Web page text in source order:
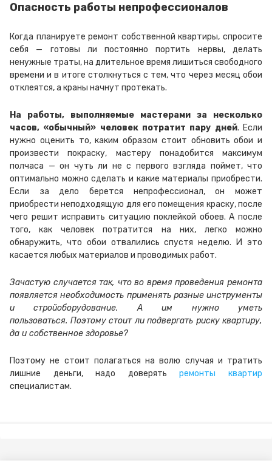
Опасность работы непрофессионалов
Когда планируетеремонт собственной квартиры,спросите
себя — готовы ли постоянно портить нервы,делать
ненужные траты, на длительное время лишиться свободного
времени и в итоге столкнуться с тем, что через месяц обои
отклеятся, а краны начнут протекать.
На работы, выполняемые мастерами за несколько
часов, «обычный» человек потратит пару дней. Если
нужно оценить то, каким образом стоит обновить обои и
произвести покраску, мастеру понадобится максимум
полчаса — он чуть ли не с первого взгляда поймет, что
оптимально можно сделать и какие материалы приобрести.
Если за дело берется непрофессионал, он может
приобрестинеподходящую для его помещения краску,после
чего решит исправить ситуацию поклейкой обоев. А после
того, как человек потратится на них, легко можно
обнаружить, что обои отвалились спустя неделю. И это
касается любых материалов и проводимых работ.
Зачастую случаетсятак, чтово времяпроведения ремонта
появляетсянеобходимость применятьразные инструменты
истройоборудование.А им нужно уметь
пользоваться. Поэтому стоит ли подвергать риску квартиру,
да и собственное здоровье?
Поэтому не стоит полагаться на волю случая и тратить
лишние деньги, надо доверятьремонты квартир
специалистам.